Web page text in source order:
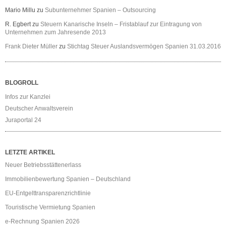
Mario Millu zu Subunternehmer Spanien – Outsourcing
R. Egbertzu Steuern Kanarische Inseln – Fristablauf zur Eintragung von
Unternehmen zum Jahresende 2013
Frank Dieter Müller zu Stichtag Steuer Auslandsvermögen Spanien 31.03.2016
BLOGROLL
Infos zur Kanzlei
Deutscher Anwaltsverein
Juraportal 24
LETZTE ARTIKEL
Neuer Betriebsstättenerlass
Immobilienbewertung Spanien – Deutschland
EU-Entgelttransparenzrichtlinie
Touristische Vermietung Spanien
e-Rechnung Spanien 2026